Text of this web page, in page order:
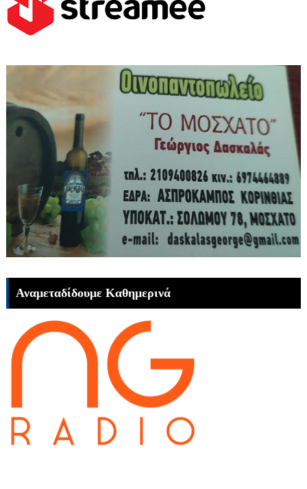
Αναμεταδίδουμε Καθημερινά